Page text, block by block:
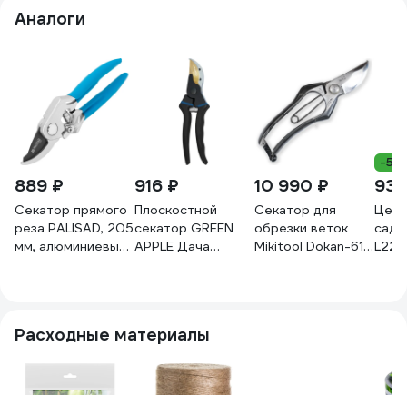
Аналоги
889 ₽
Секатор прямого
реза PALISAD, 205
мм, алюминиевые
916 ₽
Плоскостной
секатор GREEN
APPLE Дача
10 990 ₽
Секатор для
обрезки веток
Mikitool Dokan-616,
-5%
L22
Расходные материалы